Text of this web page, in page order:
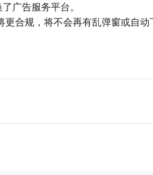
广告服务平台。
合规，将不会再有乱弹窗或自动